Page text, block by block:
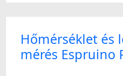
Hőmérséklet és
mérés Espruino